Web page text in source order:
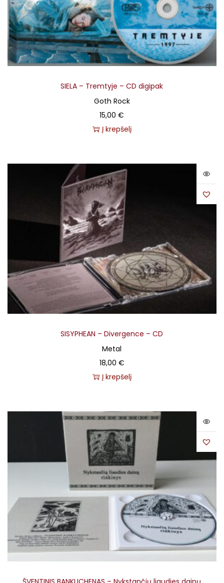
SIELA – Tremtyje – CD digipak
Goth Rock
15,00€
Į krepšelį
SISYPHEAN – Divergence – CD
Metal
18,00 €
Į krepšelį